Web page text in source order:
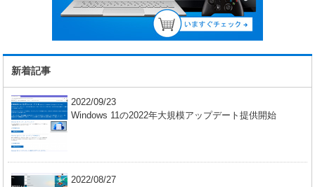
新着記事
2022/09/23
Windows 11の2022年大規模アップデート提供開始
2022/08/27